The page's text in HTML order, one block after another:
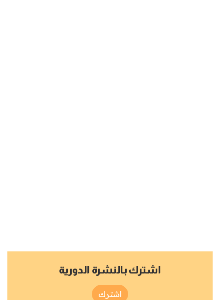
اشترك بالنشرة الدورية
اشترك